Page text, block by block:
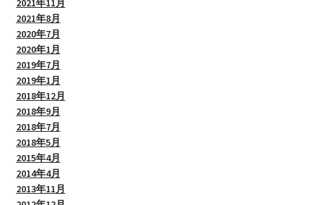
2021年11月
2021年8月
2020年7月
2020年1月
2019年7月
2019年1月
2018年12月
2018年9月
2018年7月
2018年5月
2015年4月
2014年4月
2013年11月